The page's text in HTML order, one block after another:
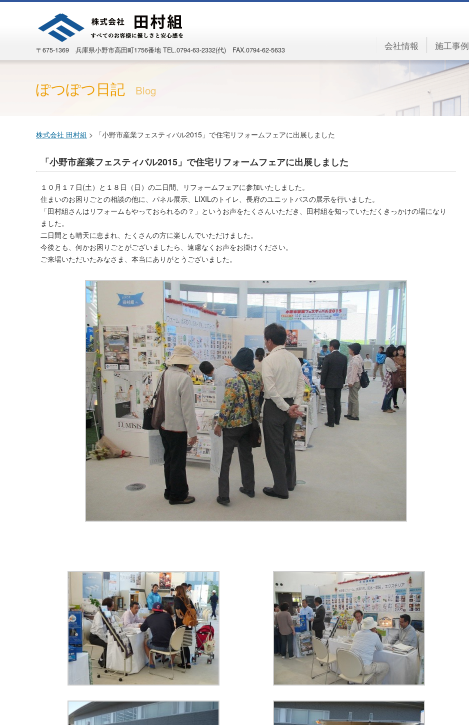
〒675-1369 兵庫県小野市高田町1756番地 TEL.0794-63-2332(代) FAX.0794-62-5633 会社情報 施工事例
ぽつぽつ日記 Blog
株式会社 田村組 > 「小野市産業フェスティバル2015」で住宅リフォームフェアに出展しました
「小野市産業フェスティバル2015」で住宅リフォームフェアに出展しました
１０月１７日(土）と１８日（日）の二日間、リフォームフェアに参加いたしました。
住まいのお困りごとの相談の他に、パネル展示、LIXILのトイレ、長府のユニットバスの展示を行いました。
「田村組さんはリフォームもやっておられるの？」というお声をたくさんいただき、田村組を知っていただくきっかけの場になり
ました。
二日間とも晴天に恵まれ、たくさんの方に楽しんでいただけました。
今後とも、何かお困りごとがございましたら、遠慮なくお声をお掛けください。
ご来場いただいたみなさま、本当にありがとうございました。